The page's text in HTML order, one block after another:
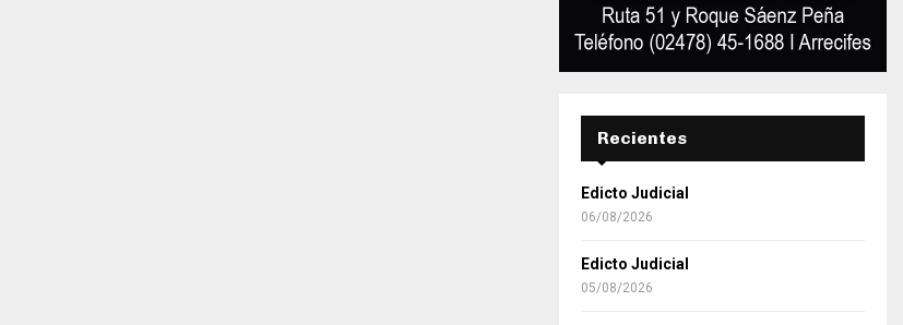
Recientes
Edicto Judicial
06/08/2026
Edicto Judicial
05/08/2026